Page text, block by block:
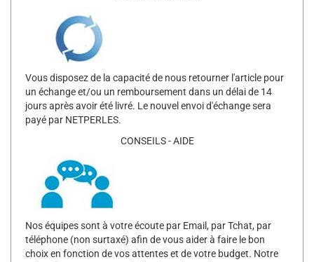
Vous disposez de la capacité de nous retourner l'article pour
un échange et/ou un remboursement dans un délai de 14
jours après avoir été livré. Le nouvel envoi d'échange sera
payé par NETPERLES.
CONSEILS - AIDE
Nos équipes sont à votre écoute par Email, par Tchat, par
téléphone (non surtaxé) afin de vous aider à faire le bon
choix en fonction de vos attentes et de votre budget. Notre